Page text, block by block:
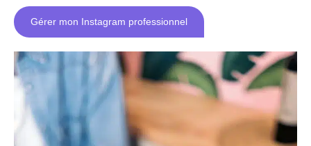
Gérer mon Instagram professionnel